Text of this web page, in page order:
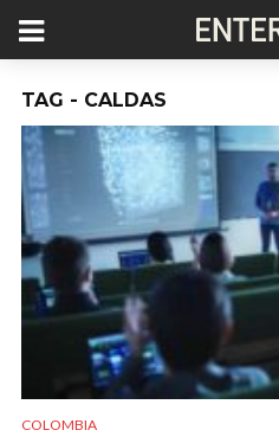
TAG - CALDAS
COLOMBIA